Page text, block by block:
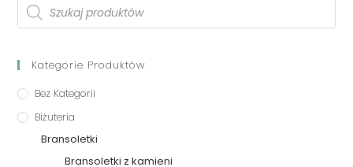
Kategorie Produktów
Bez Kategorii
Biżuteria
Bransoletki
Bransoletki z kamieni